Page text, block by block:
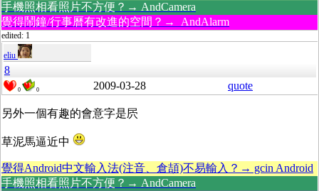
手機照相看照片不方便？→ AndCamera
覺得鬧鐘/行事曆有改進的空間？→ AndAlarm
edited: 1
eliu
8
0 0 2009-03-28 quote
另外一個有趣的會意字是屄
草泥馬逼近中
覺得Android中文輸入法(注音、倉頡)不易輸入？→ gcin Android
手機照相看照片不方便？→ AndCamera